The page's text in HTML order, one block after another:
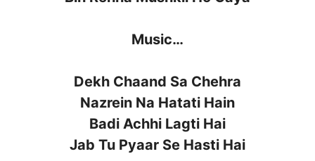
Music…
Dekh Chaand Sa Chehra
Nazrein Na Hatati Hain
Badi Achhi Lagti Hai
Jab Tu Pyaar Se Hasti Hai